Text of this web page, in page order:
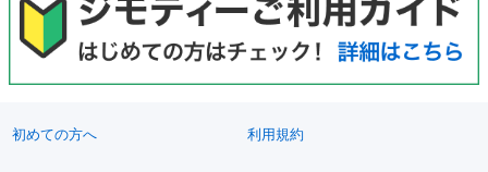
初めての方へ 利用規約